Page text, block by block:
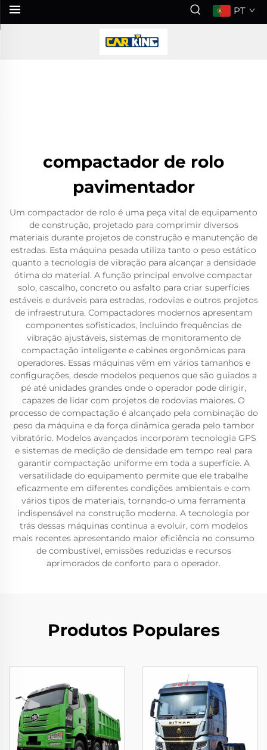
PT
compactador de rolo
pavimentador
Um compactador de rolo é uma peça vital de equipamento
de construção, projetado para comprimir diversos
materiais durante projetos de construção e manutenção de
estradas. Esta máquina pesada utiliza tanto o peso estático
quanto a tecnologia de vibração para alcançar a densidade
ótima do material. A função principal envolve compactar
solo, cascalho, concreto ou asfalto para criar superfícies
estáveis e duráveis para estradas, rodovias e outros projetos
de infraestrutura. Compactadores modernos apresentam
componentes sofisticados, incluindo frequências de
vibração ajustáveis, sistemas de monitoramento de
compactação inteligente e cabines ergonômicas para
operadores. Essas máquinas vêm em vários tamanhos e
configurações, desde modelos pequenos que são guiados a
pé até unidades grandes onde o operador pode dirigir,
capazes de lidar com projetos de rodovias maiores. O
processo de compactação é alcançado pela combinação do
peso da máquina e da força dinâmica gerada pelo tambor
vibratório. Modelos avançados incorporam tecnologia GPS
e sistemas de medição de densidade em tempo real para
garantir compactação uniforme em toda a superfície. A
versatilidade do equipamento permite que ele trabalhe
eficazmente em diferentes condições ambientais e com
vários tipos de materiais, tornando-o uma ferramenta
indispensável na construção moderna. A tecnologia por
trás dessas máquinas continua a evoluir, com modelos
mais recentes apresentando maior eficiência no consumo
de combustível, emissões reduzidas e recursos
aprimorados de conforto para o operador.
Produtos Populares